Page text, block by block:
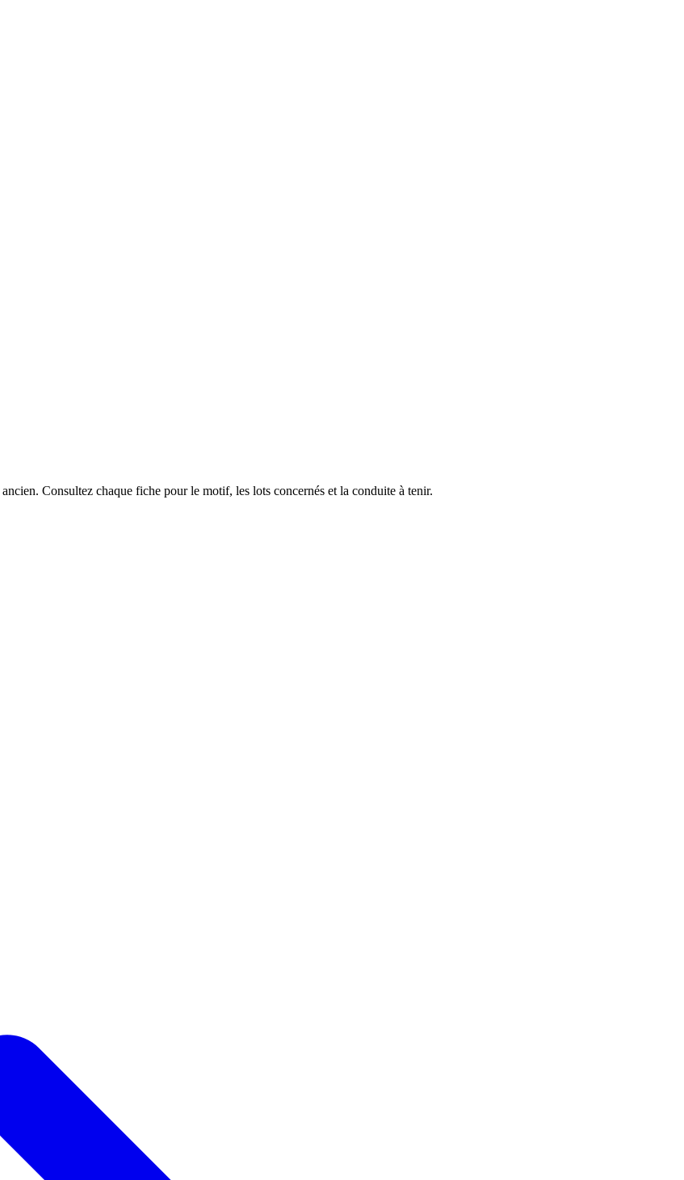
Consultez chaque fiche pour le motif, les lots concernés et la conduite à tenir.